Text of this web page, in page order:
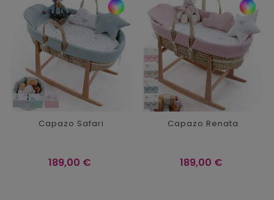
Capazo Safari
Precio
189,00 €
Capazo Renata
Precio
189,00 €